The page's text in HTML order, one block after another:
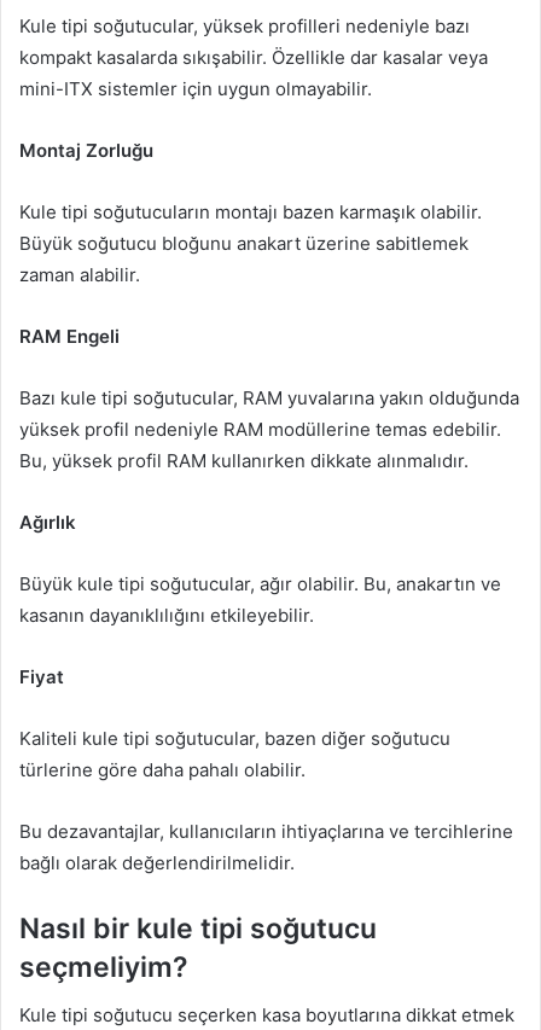
Kule tipi soğutucular, yüksek profilleri nedeniyle bazı
kompakt kasalarda sıkışabilir. Özellikle dar kasalar veya
mini-ITX sistemler için uygun olmayabilir.
Montaj Zorluğu
Kule tipi soğutucuların montajı bazen karmaşık olabilir.
Büyük soğutucu bloğunu anakart üzerine sabitlemek
zaman alabilir.
RAM Engeli
Bazı kule tipi soğutucular, RAM yuvalarına yakın olduğunda
yüksek profil nedeniyle RAM modüllerine temas edebilir.
Bu, yüksek profil RAM kullanırken dikkate alınmalıdır.
Ağırlık
Büyük kule tipi soğutucular, ağır olabilir. Bu, anakartın ve
kasanın dayanıklılığını etkileyebilir.
Fiyat
Kaliteli kule tipi soğutucular, bazen diğer soğutucu
türlerine göre daha pahalı olabilir.
Bu dezavantajlar, kullanıcıların ihtiyaçlarına ve tercihlerine
bağlı olarak değerlendirilmelidir.
Nasıl bir kule tipi soğutucu
seçmeliyim?
Kule tipi soğutucu seçerken kasa boyutlarına dikkat etmek